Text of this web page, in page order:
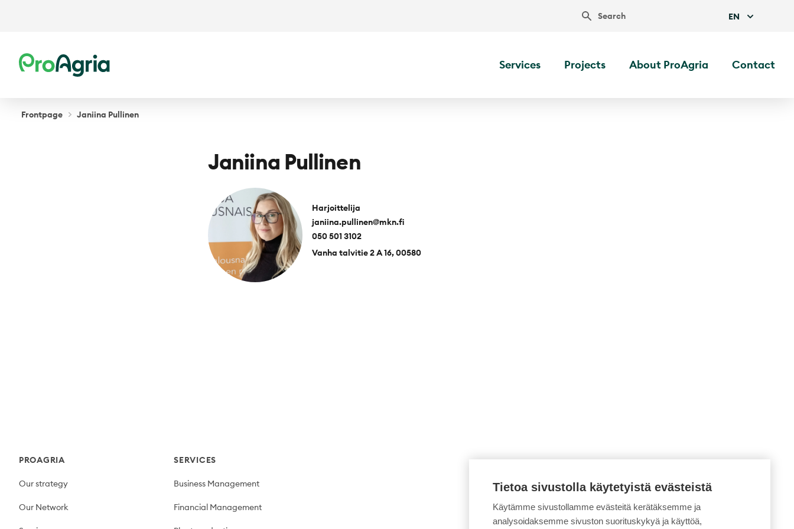
Search EN
ProAgria Services Projects About ProAgria Contact
Frontpage Janiina Pullinen
Janiina Pullinen
Harjoittelija
janiina.pullinen@mkn.fi
050 501 3102
Vanha talvitie 2 A 16, 00580
PROAGRIA
Our strategy
Our Network
SERVICES
Business Management
Financial Management
Tietoa sivustolla käytetyistä evästeistä
Käytämme sivustollamme evästeitä kerätäksemme ja
analysoidaksemme sivuston suorituskykyä ja käyttöä,